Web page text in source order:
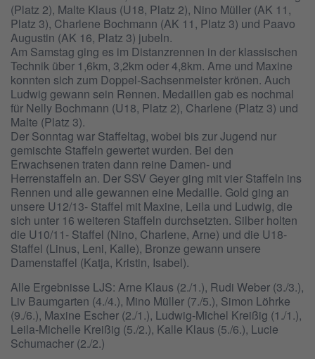
(Platz 2), Malte Klaus (U18, Platz 2), Nino Müller (AK 11,
Platz 3), Charlene Bochmann (AK 11, Platz 3) und Paavo
Augustin (AK 16, Platz 3) jubeln.
Am Samstag ging es im Distanzrennen in der klassischen
Technik über 1,6km, 3,2km oder 4,8km. Arne und Maxine
konnten sich zum Doppel-Sachsenmeister krönen. Auch
Ludwig gewann sein Rennen. Medaillen gab es nochmal
für Nelly Bochmann (U18, Platz 2), Charlene (Platz 3) und
Malte (Platz 3).
Der Sonntag war Staffeltag, wobei bis zur Jugend nur
gemischte Staffeln gewertet wurden. Bei den
Erwachsenen traten dann reine Damen- und
Herrenstaffeln an. Der SSV Geyer ging mit vier Staffeln ins
Rennen und alle gewannen eine Medaille. Gold ging an
unsere U12/13- Staffel mit Maxine, Leila und Ludwig, die
sich unter 16 weiteren Staffeln durchsetzten. Silber holten
die U10/11- Staffel (Nino, Charlene, Arne) und die U18-
Staffel (Linus, Leni, Kalle), Bronze gewann unsere
Damenstaffel (Katja, Kristin, Isabel).
Alle Ergebnisse LJS: Arne Klaus (2./1.), Rudi Weber (3./3.),
Liv Baumgarten (4./4.), Mino Müller (7./5.), Simon Löhrke
(9./6.), Maxine Escher (2./1.), Ludwig-Michel Kreißig (1./1.),
Leila-Michelle Kreißig (5./2.), Kalle Klaus (5./6.), Lucie
Schumacher (2./2.)